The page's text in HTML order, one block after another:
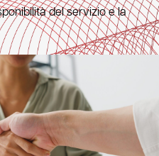
del servizio e la